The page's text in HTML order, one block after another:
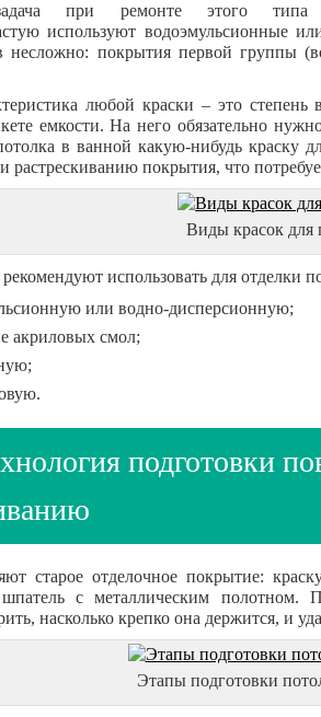
при ремонте этого
используют водоэмульсионные
несложно: покрытия первой группы
любой краски – это степень
емкости. На него обязательно
в ванной какую-нибудь краску
растрескиванию покрытия, что
Виды красок для
использовать для отделки
или водно-дисперсионную;
акриловых смол;
подготовки
старое отделочное покрытие:
шпатель с металлическим полотном.
насколько крепко она держится, и
Этапы подготовки